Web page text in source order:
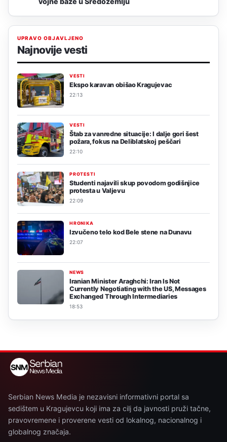
UPRAVO OBJAVLJENO
Najnovije vesti
VESTI
Ekspo karavan obišao Kragujevac
22:13
VESTI
Štab za vanredne situacije: I dalje gori šest
požara, fokus na Deliblatskoj peščari
22:10
PROTESTI
Studenti najavili skup povodom godišnjice
protesta u Valjevu
22:09
HRONIKA
Izvučeno telo kod Bele stene na Dunavu
22:07
NEWS
Iranian Minister Araghchi: Iran Is Not
Currently Negotiating with the US, Messages
Exchanged Through Intermediaries
18:53
Serbian News Media je nezavisni informativni portal sa
sedištem u Kragujevcu koji ima za cilj da javnosti pruži tačne,
pravovremene i proverene vesti od lokalnog, nacionalnog i
globalnog značaja.